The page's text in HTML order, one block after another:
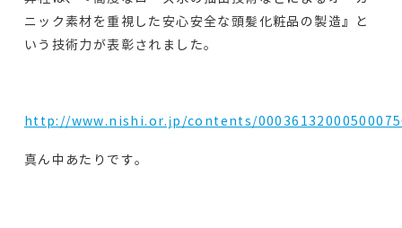
ニック素材を重視した安心安全な頭髪化粧品の製造』と
いう技術力が表彰されました。
http://www.nishi.or.jp/contents/
真ん中あたりです。